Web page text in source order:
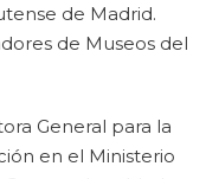
de Madrid.
de Museos del
General para la
en el Ministerio